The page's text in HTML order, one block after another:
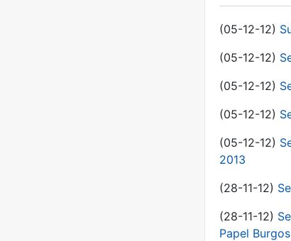
(05-12-12)
(05-12-12)
(05-12-12)
(05-12-12)
(05-12-12)
2013
(28-11-12)
(28-11-12)
Papel